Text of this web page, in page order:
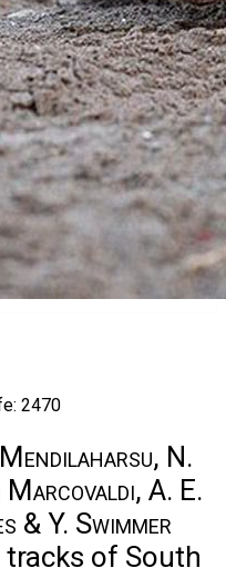
2470
N.
Marcovaldi, A. E.
& Y. Swimmer
of South